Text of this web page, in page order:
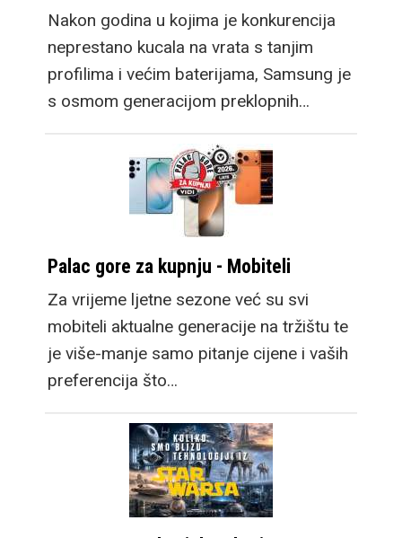
Nakon godina u kojima je konkurencija
neprestano kucala na vrata s tanjim
profilima i većim baterijama, Samsung je
s osmom generacijom preklopnih…
Palac gore za kupnju - Mobiteli
Za vrijeme ljetne sezone već su svi
mobiteli aktualne generacije na tržištu te
je više-manje samo pitanje cijene i vaših
preferencija što…